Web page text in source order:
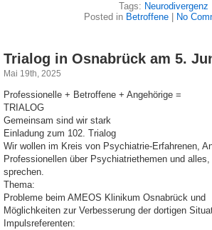
Tags: Neurodivergenz
Posted in Betroffene No
Trialog in Osnabrück am 5.
Mai 19th, 2025
Professionelle + Betroffene + Angehörige =
TRIALOG
Gemeinsam sind wir stark
Einladung zum 102. Trialog
Wir wollen im Kreis von Psychiatrie-Erfahrenen,
Professionellen über Psychiatriethemen und
sprechen.
Thema:
Probleme beim AMEOS Klinikum Osnabrück und
Möglichkeiten zur Verbesserung der dortigen
Impulsreferenten: